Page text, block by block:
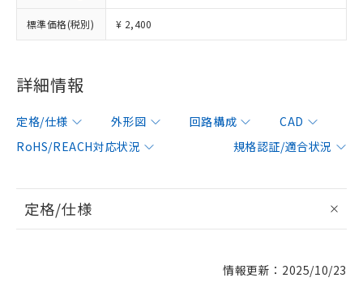
標準価格(税別) ¥ 2,400
詳細情報
定格/仕様 外形図 回路構成
CAD
RoHS/REACH対応状況
規格認証/適合状況
定格/仕様
情報更新：2025/10/23